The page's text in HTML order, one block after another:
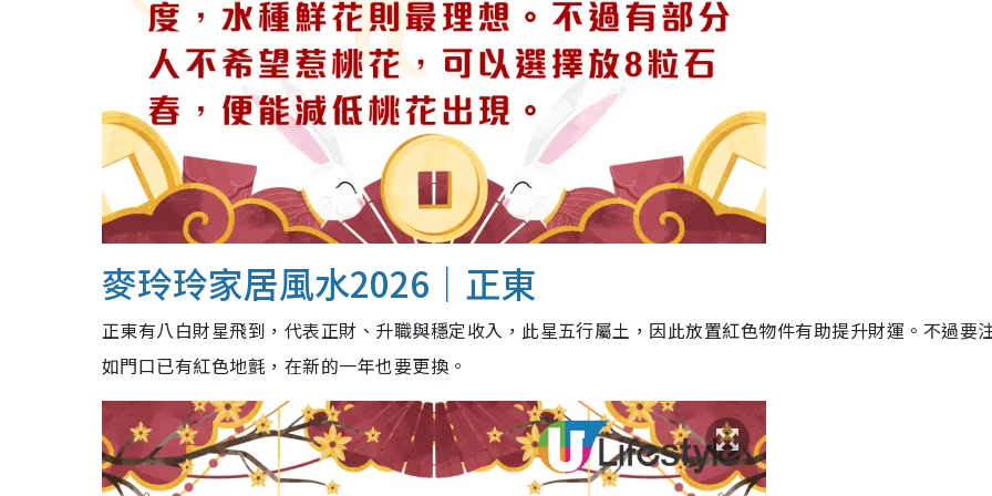
麥玲玲家居風水2026｜ 正東
正東有八白財星飛到，代表正財、升職與穩定收入，此星五行屬土，因此放置紅色物件有助提升財運。不過要
如門口已有紅色地氈，在新的一年也要更換。